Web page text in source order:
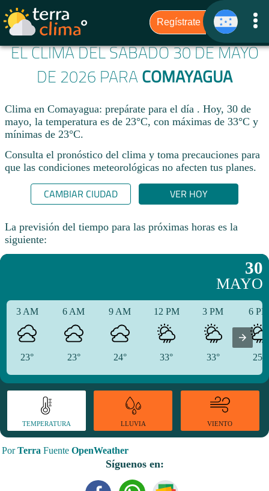
EL CLIMA DEL SÁBADO 30 DE MAYO
DE 2026 PARA COMAYAGUA
Clima en Comayagua: prepárate para el día . Hoy, 30 de
mayo, la temperatura es de 23°C, con máximas de 33°C y
mínimas de 23°C.
Consulta el pronóstico del clima y toma precauciones para
que las condiciones meteorológicas no afecten tus planes.​
CAMBIAR CIUDAD VER HOY
La previsión del tiempo para las próximas horas es la
siguiente:
30
MAYO
3 AM
23°
6 AM
23°
9 AM
24°
12 PM
33°
3 PM
33°
6
25°
TEMPERATURA LLUVIA VIENTO
PorTerra Fuente OpenWeather
Síguenos en: